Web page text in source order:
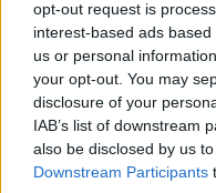
opt-out request is
interest-based ads
us or personal
your opt-out. You may
disclosure of your
IAB’s list of downstream
also be disclosed by us
Downstream Participants
l’olio Riviera Ligure: la
buona salute